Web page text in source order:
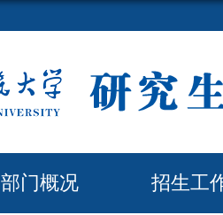
部门概况 招生工